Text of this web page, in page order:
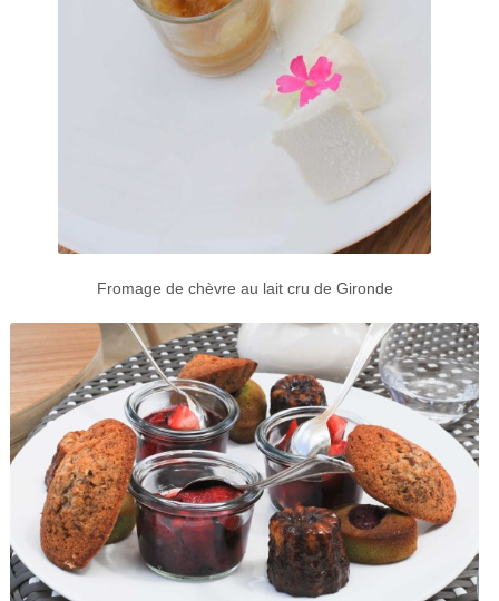
Fromage de chèvre au lait cru de Gironde